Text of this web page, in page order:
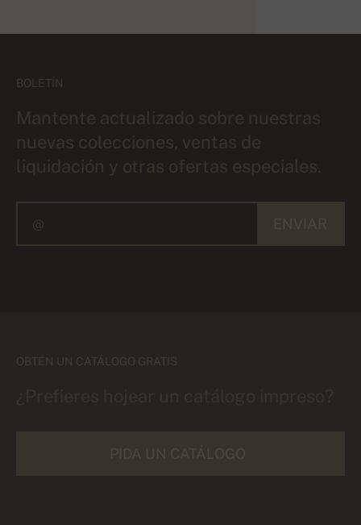
BOLETÍN
Mantente actualizado sobre nuestras
nuevas colecciones, ventas de
liquidación y otras ofertas especiales.
OBTÉN UN CATÁLOGO GRATIS